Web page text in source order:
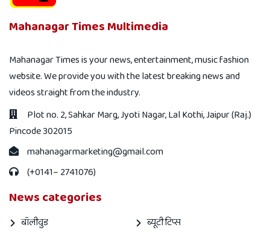
Mahanagar Times Multimedia
Mahanagar Times is your news, entertainment, music fashion
website. We provide you with the latest breaking news and
videos straight from the industry.
Plot no. 2, Sahkar Marg, Jyoti Nagar, Lal Kothi, Jaipur (Raj.)
Pincode 302015
mahanagarmarketing@gmail.com
(+0141– 2741076)
News categories
बॉलीवुड
ब्यूटी टिप्स